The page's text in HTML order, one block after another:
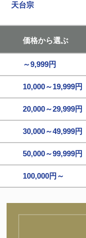
天台宗
価格から選ぶ
～9,999円
10,000～19,999円
20,000～29,999円
30,000～49,999円
50,000～99,999円
100,000円～